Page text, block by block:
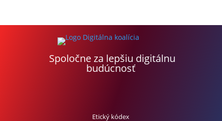
Spoločne za lepšiu digitálnu
budúcnosť
Etický kódex